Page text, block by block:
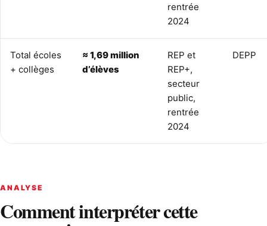
rentrée
2024
Total écoles
+ collèges
≈ 1,69 million
d’élèves
REP et
REP+,
secteur
public,
rentrée
2024
DEPP
ANALYSE
Comment interpréter cette